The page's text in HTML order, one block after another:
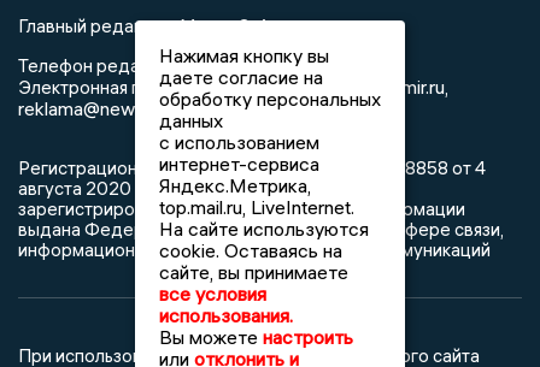
Главный редактор: Мазов С. А.
Телефон редакции:8 (4922) 666916
Электронная почта редакции:info@newsvladimir.ru
reklama@newsvladimir.ru
Регистрационный номер: серия Эл № ФС77-78858 от 4
августа 2020 г. согласно выписке из реестра
зарегистрированных средств массовой информации
выдана Федеральной службой по надзору в сфере связи,
информационных технологий и массовых коммуникаций
При использовании любого материала с данного сайта
Нажимая кнопку вы
даете согласие на
обработку персональных
данных
с использованием
интернет-сервиса
Яндекс.Метрика,
top.mail.ru, LiveInternet.
На сайте используются
cookie. Оставаясь на
сайте, вы принимаете
все условия
использования.
Вы можете настроить
или отклонить и